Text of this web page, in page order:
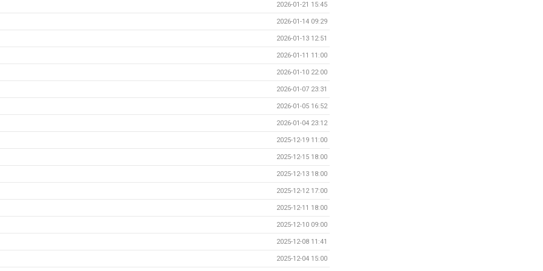
2026-01-21 15:45
2026-01-14 09:29
2026-01-13 12:51
2026-01-11 11:00
2026-01-10 22:00
2026-01-07 23:31
2026-01-05 16:52
2026-01-04 23:12
2025-12-19 11:00
2025-12-15 18:00
2025-12-13 18:00
2025-12-12 17:00
2025-12-11 18:00
2025-12-10 09:00
2025-12-08 11:41
2025-12-04 15:00